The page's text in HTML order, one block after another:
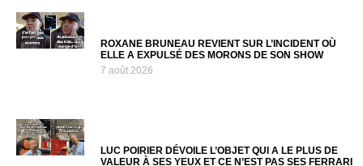
ROXANE BRUNEAU REVIENT SUR L’INCIDENT OÙ
ELLE A EXPULSÉ DES MORONS DE SON SHOW
7 août 2026
LUC POIRIER DÉVOILE L’OBJET QUI A LE PLUS DE
VALEUR À SES YEUX ET CE N’EST PAS SES FERRARI